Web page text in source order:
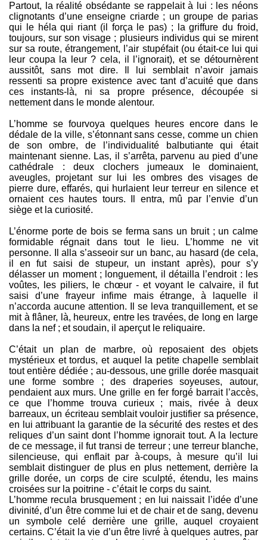
Partout, la réalité obsédante se rappelait à lui : les néons
clignotants d’une enseigne criarde ; un groupe de parias
qui le héla qui riant (il força le pas) ; la griffure du froid,
toujours, sur son visage ; plusieurs individus qui se mirent
sur sa route, étrangement, l’air stupéfait (ou était-ce lui qui
leur coupa la leur ? cela, il l’ignorait), et se détournèrent
aussitôt, sans mot dire. Il lui semblait n’avoir jamais
ressenti sa propre existence avec tant d’acuité que dans
ces instants-là, ni sa propre présence, découpée si
nettement dans le monde alentour.
L’homme se fourvoya quelques heures encore dans le
dédale de la ville, s’étonnant sans cesse, comme un chien
de son ombre, de l’individualité balbutiante qui était
maintenant sienne. Las, il s’arrêta, parvenu au pied d’une
cathédrale : deux clochers jumeaux le dominaient,
aveugles, projetant sur lui les ombres des visages de
pierre dure, effarés, qui hurlaient leur terreur en silence et
ornaient ces hautes tours. Il entra, mû par l’envie d’un
siège et la curiosité.
L’énorme porte de bois se ferma sans un bruit ; un calme
formidable régnait dans tout le lieu. L’homme ne vit
personne. Il alla s’asseoir sur un banc, au hasard (de cela,
il en fut saisi de stupeur, un instant après), pour s’y
délasser un moment ; longuement, il détailla l’endroit : les
voûtes, les piliers, le chœur - et voyant le calvaire, il fut
saisi d’une frayeur infime mais étrange, à laquelle il
n’accorda aucune attention. Il se leva tranquillement, et se
mit à flâner, là, heureux, entre les travées, de long en large
dans la nef ; et soudain, il aperçut le reliquaire.
C’était un plan de marbre, où reposaient des objets
mystérieux et tordus, et auquel la petite chapelle semblait
tout entière dédiée ; au-dessous, une grille dorée masquait
une forme sombre ; des draperies soyeuses, autour,
pendaient aux murs. Une grille en fer forgé barrait l’accès,
ce que l’homme trouva curieux ; mais, rivée à deux
barreaux, un écriteau semblait vouloir justifier sa présence,
en lui attribuant la garantie de la sécurité des restes et des
reliques d’un saint dont l’homme ignorait tout. A la lecture
de ce message, il fut transi de terreur ; une terreur blanche,
silencieuse, qui enflait par à-coups, à mesure qu’il lui
semblait distinguer de plus en plus nettement, derrière la
grille dorée, un corps de cire sculpté, étendu, les mains
croisées sur la poitrine - c’était le corps du saint.
L’homme recula brusquement ; en lui naissait l’idée d’une
divinité, d’un être comme lui et de chair et de sang, devenu
un symbole celé derrière une grille, auquel croyaient
certains. C’était la vie d’un être livré à quelques autres, par